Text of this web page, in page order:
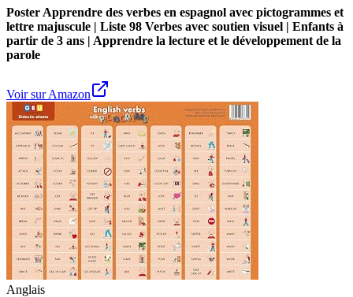
Poster Apprendre des verbes en espagnol avec pictogrammes et
lettre majuscule | Liste 98 Verbes avec soutien visuel | Enfants à
partir de 3 ans | Apprendre la lecture et le développement de la
parole
Voir sur Amazon
Anglais